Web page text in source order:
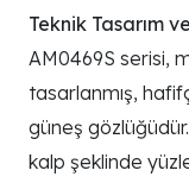
Teknik Tasarım
AM0469S serisi,
tasarlanmış,
güneş
kalp şeklinde